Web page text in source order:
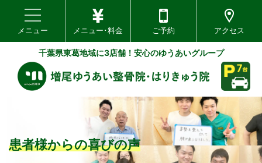
toggle navigation
メニュー メニュー･料金 ご予約 アクセス
千葉県東葛地域に3店舗！安心のゆうあいグループ
患者様からの喜びの声